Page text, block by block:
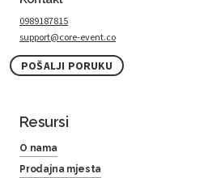
0989187815
support@core-event.co
POŠALJI PORUKU
Resursi
O nama
Prodajna mjesta